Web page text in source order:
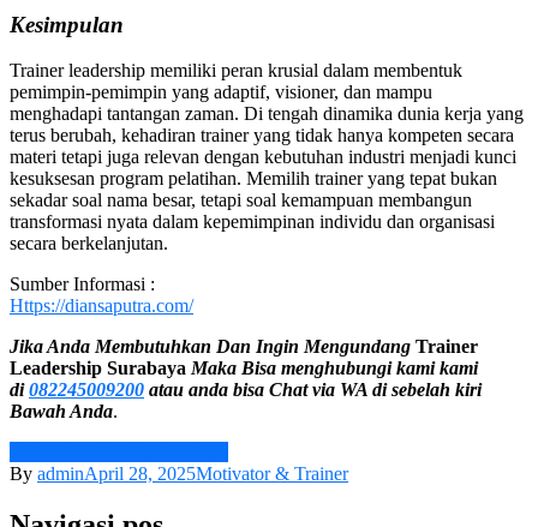
Kesimpulan
Trainer leadership memiliki peran krusial dalam membentuk
pemimpin-pemimpin yang adaptif, visioner, dan mampu
menghadapi tantangan zaman. Di tengah dinamika dunia kerja yang
terus berubah, kehadiran trainer yang tidak hanya kompeten secara
materi tetapi juga relevan dengan kebutuhan industri menjadi kunci
kesuksesan program pelatihan. Memilih trainer yang tepat bukan
sekadar soal nama besar, tetapi soal kemampuan membangun
transformasi nyata dalam kepemimpinan individu dan organisasi
secara berkelanjutan.
Sumber Informasi :
Https://diansaputra.com/
Jika Anda Membutuhkan Dan Ingin Mengundang Trainer
Leadership Surabaya Maka Bisa menghubungi kami kami
di082245009200 atau anda bisa Chat via WA di sebelah kiri
Bawah Anda.
By adminApril 28, 2025Motivator & Trainer